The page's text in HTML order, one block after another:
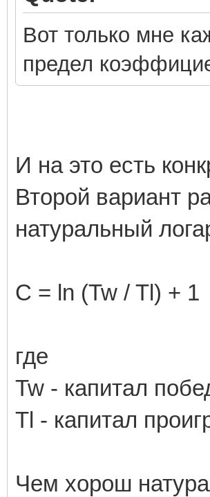
Вот только мне
предел
И на это есть
Второй вариант
натуральный
C = ln (Tw / Tl) + 1
где
Tw - капитал
Tl - капитал
Чем хорош